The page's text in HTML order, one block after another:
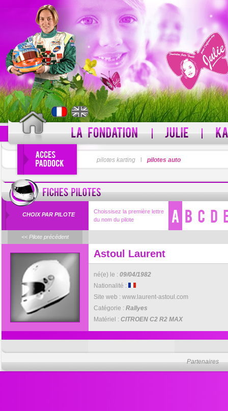
PSEUDO
Pseudo oublié ?
MOT DE PASSE
pilotes karting pilotes auto
CHOIX PAR PILOTE
Choissisez la première lettre
du nom du pilote
<< Pilote précédent
Astoul Laurent
né(e) le : 09/04/1982
Nationalité :
Site web : www.laurent-astoul.com
Catégorie : Rallyes
Matériel : CITROEN C2 R2 MAX
Partenaires